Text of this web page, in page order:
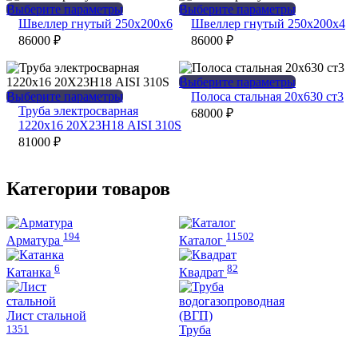
Выберите параметрыЭтот
товар
вариаций.
Опции
можно
выбрать
на
Швеллер гнутый 250х200х6
86000 ₽
Выберите параметрыЭтот
товар
вариаций.
Опции
можно
Швеллер гнутый 250х200х4
86000 ₽
Выберите параметрыЭтот
товар
имеет
выбрать
Труба электросварная
1220х16 20Х23Н18 AISI 310S
81000 ₽
Выберите параметрыЭтот
товар
Полоса стальная 20х630 ст3
68000 ₽
Категории товаров
Арматура 194 Каталог 11502
Катанка 6 Квадрат 82
Лист стальной
1351
Труба